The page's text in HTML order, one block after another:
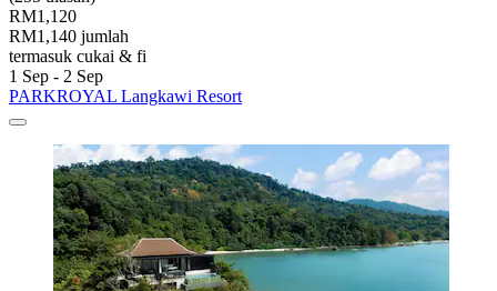
RM1,120
RM1,140 jumlah
termasuk cukai & fi
1 Sep - 2 Sep
PARKROYAL Langkawi Resort